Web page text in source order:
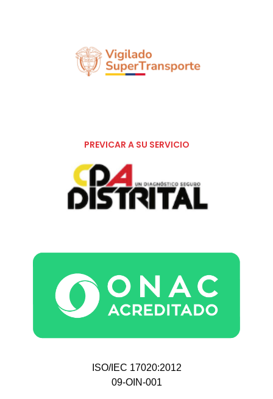
PREVICAR A SU SERVICIO
ISO/IEC 17020:2012
09-OIN-001